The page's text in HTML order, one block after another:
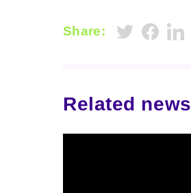
Share:
Related news